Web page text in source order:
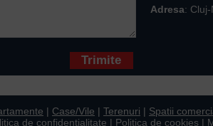
Adresa: Cluj-
| Case/Vile | Terenuri | Spatii
de confidentialitate | Politica de cookies |